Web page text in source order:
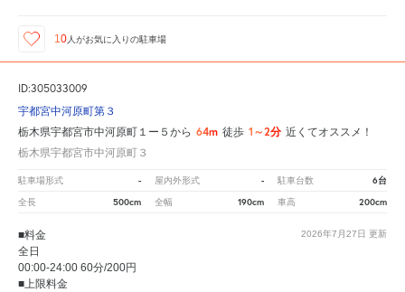
10 人がお気に入りの駐車場
ID:305033009
宇都宮中河原町第３
栃木県宇都宮市中河原町１ー５から 64m 徒歩 1～2分 近くてオススメ！
栃木県宇都宮市中河原町３
駐車場形式 - 屋内外形式 - 駐車台数 6台
全長 500cm 全幅 190cm 車高 200cm
2026年7月27日 更新
■料金
全日
00:00-24:00 60分/200円
■上限料金